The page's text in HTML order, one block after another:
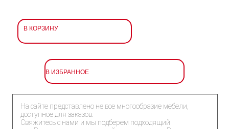
В КОРЗИНУ
В ИЗБРАННОЕ
На сайте представлено не все многообразие мебели,
доступное для заказов.
Свяжитесь с нами и мы подберем подходящий